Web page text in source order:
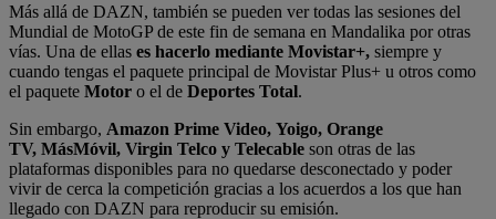
Más allá de DAZN, también se pueden ver todas las sesiones del
Mundial de MotoGP de este fin de semana en Mandalika por otras
vías. Una de ellas es hacerlo mediante Movistar+, siempre y
cuando tengas el paquete principal de Movistar Plus+ u otros como
el paquete Motor o el de Deportes Total.
Sin embargo, Amazon Prime Video, Yoigo, Orange
TV, MásMóvil, Virgin Telco y Telecable son otras de las
plataformas disponibles para no quedarse desconectado y poder
vivir de cerca la competición gracias a los acuerdos a los que han
llegado con DAZN para reproducir su emisión.